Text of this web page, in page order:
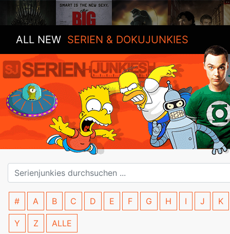
ALL NEW SERIEN & DOKUJUNKIES
# A B C D E F G H I J K
Y Z ALLE